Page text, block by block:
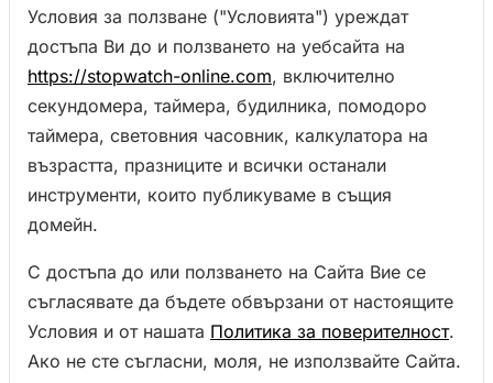
Условия за ползване ("Условията") уреждат
достъпа Ви до и ползването на уебсайта на
https://stopwatch-online.com, включително
секундомера, таймера, будилника, помодоро
таймера, световния часовник, калкулатора на
възрастта, празниците и всички останали
инструменти, които публикуваме в същия
домейн.
С достъпа до или ползването на Сайта Вие се
съгласявате да бъдете обвързани от настоящите
Условия и от нашата Политика за поверителност.
Ако не сте съгласни, моля, не използвайте Сайта.